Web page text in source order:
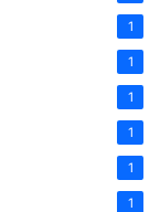
1
1
1
1
1
1